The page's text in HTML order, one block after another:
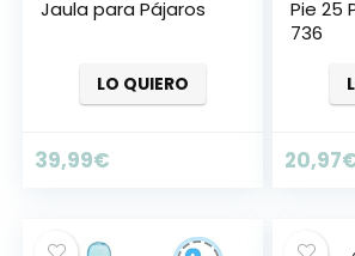
Jaula para Pájaros
LO QUIERO
39,99€
Pie 25
736
20,97